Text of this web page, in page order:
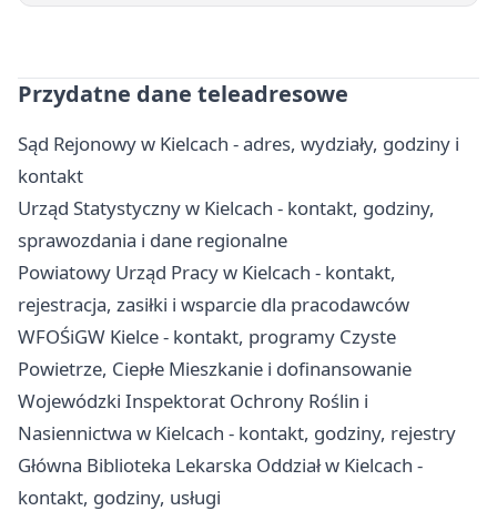
Przydatne dane teleadresowe
Sąd Rejonowy w Kielcach - adres, wydziały, godziny i
kontakt
Urząd Statystyczny w Kielcach - kontakt, godziny,
sprawozdania i dane regionalne
Powiatowy Urząd Pracy w Kielcach - kontakt,
rejestracja, zasiłki i wsparcie dla pracodawców
WFOŚiGW Kielce - kontakt, programy Czyste
Powietrze, Ciepłe Mieszkanie i dofinansowanie
Wojewódzki Inspektorat Ochrony Roślin i
Nasiennictwa w Kielcach - kontakt, godziny, rejestry
Główna Biblioteka Lekarska Oddział w Kielcach -
kontakt, godziny, usługi